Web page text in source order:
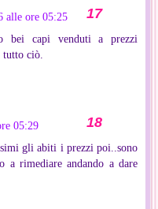
alle ore 05:25
bei capi venduti a prezzi
ciò.
05:29
gli abiti i prezzi poi..sono
a rimediare andando a dare